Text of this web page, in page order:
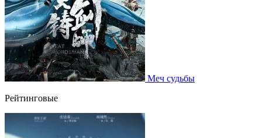
Меч судьбы
Рейтинговые